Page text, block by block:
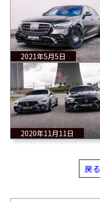
2021年5月5日
2020年11月11日
戻る